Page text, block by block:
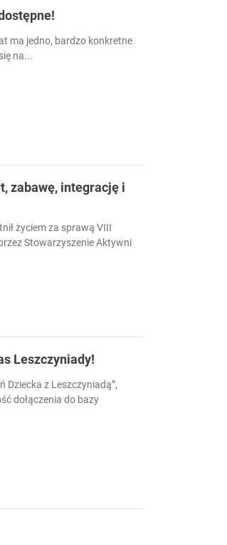
ma jedno, bardzo konkretne
na...
zabawę, integrację i
życiem za sprawą VIII
Stowarzyszenie Aktywni
Leszczyniady!
Dziecka z Leszczyniadą”,
dołączenia do bazy